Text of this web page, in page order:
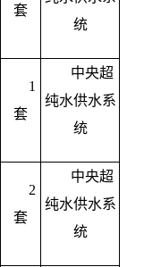
套
统
1
套
中央超
纯水供水系
统
2
套
中央超
纯水供水系
统